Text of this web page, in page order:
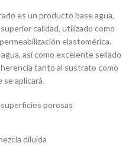
es un producto base agua,
calidad, utilizado como
elastomérica.
así como excelente sellado
tanto al sustrato como
se aplicará.
porosas
diluida